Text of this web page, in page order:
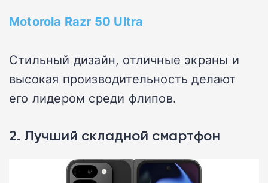
Motorola Razr 50 Ultra
Стильный дизайн, отличные экраны и
высокая производительность делают
его лидером среди флипов.
2. Лучший складной смартфон